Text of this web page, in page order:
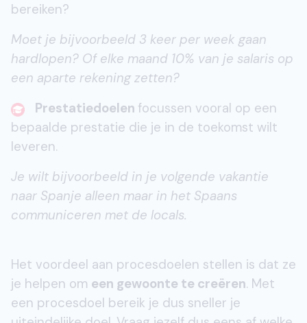
bereiken?
Moet je bijvoorbeeld 3 keer per week gaan
hardlopen? Of elke maand 10% van je salaris op
een aparte rekening zetten?
Prestatiedoelen focussen vooral op een
bepaalde prestatie die je in de toekomst wilt
leveren.
Je wilt bijvoorbeeld in je volgende vakantie
naar Spanje alleen maar in het Spaans
communiceren met de locals.
Het voordeel aan procesdoelen stellen is dat ze
je helpen om een gewoonte te creëren. Met
een procesdoel bereik je dus sneller je